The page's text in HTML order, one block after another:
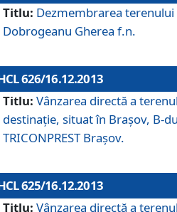
Titlu: Dezmembrarea
Dobrogeanu Gherea f.n.
626/16.12.2013
Titlu: Vânzarea directă a
destinaţie, situat în Braşov, B-
TRICONPREST Braşov.
625/16.12.2013
Titlu: Vânzarea directă a